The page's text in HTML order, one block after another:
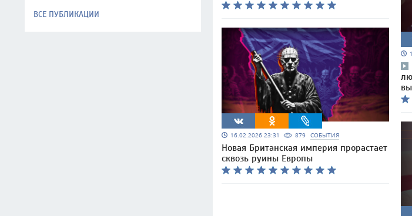
ВСЕ ПУБЛИКАЦИИ
16.02.2026 23:31 879 СОБЫТИЯ
Новая Британская империя прорастает
сквозь руины Европы